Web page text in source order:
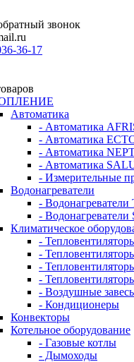
звонок
36-17
Автоматика
- Автоматика
- Автоматика
- Автоматика
- Автоматика
- Измерительные
Водонагреватели
- Водонагреватели
-
Климатическое
-
-
-
-
- Воздушные
- Кондиционеры
Конвекторы
Котельное оборудование
- Газовые котлы
- Дымоходы